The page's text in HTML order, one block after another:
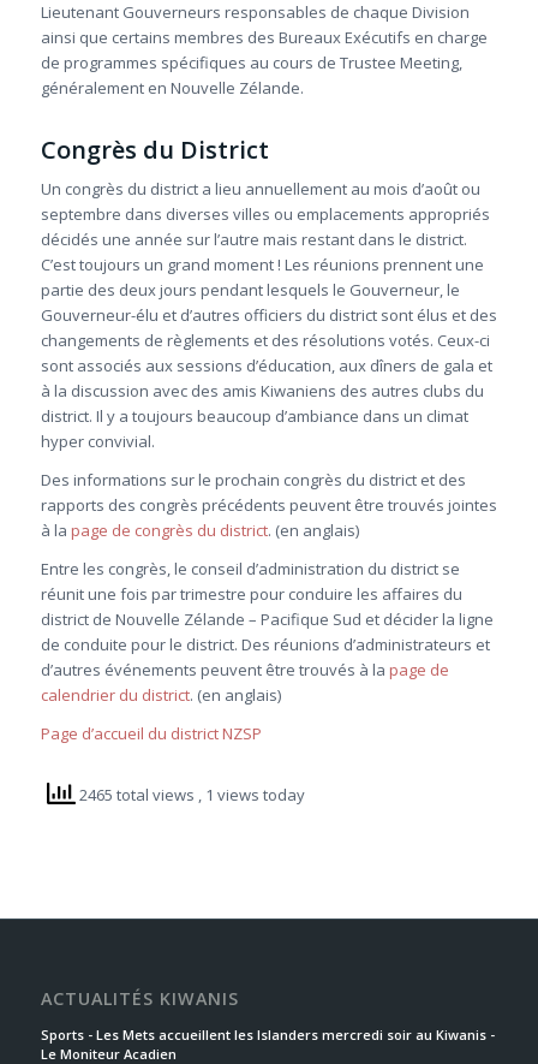
Lieutenant Gouverneurs responsables de chaque Division
ainsi que certains membres des Bureaux Exécutifs en charge
de programmes spécifiques au cours de Trustee Meeting,
généralement en Nouvelle Zélande.
Congrès du District
Un congrès du district a lieu annuellement au mois d’août ou
septembre dans diverses villes ou emplacements appropriés
décidés une année sur l’autre mais restant dans le district.
C’est toujours un grand moment ! Les réunions prennent une
partie des deux jours pendant lesquels le Gouverneur, le
Gouverneur-élu et d’autres officiers du district sont élus et des
changements de règlements et des résolutions votés. Ceux-ci
sont associés aux sessions d’éducation, aux dîners de gala et
à la discussion avec des amis Kiwaniens des autres clubs du
district. Il y a toujours beaucoup d’ambiance dans un climat
hyper convivial.
Des informations sur le prochain congrès du district et des
rapports des congrès précédents peuvent être trouvés jointes
à la page de congrès du district. (en anglais)
Entre les congrès, le conseil d’administration du district se
réunit une fois par trimestre pour conduire les affaires du
district de Nouvelle Zélande – Pacifique Sud et décider la ligne
de conduite pour le district. Des réunions d’administrateurs et
d’autres événements peuvent être trouvés à la page de
calendrier du district. (en anglais)
Page d’accueil du district NZSP
2465 total views , 1 views today
ACTUALITÉS KIWANIS
Sports - Les Mets accueillent les Islanders mercredi soir au Kiwanis -
Le Moniteur Acadien